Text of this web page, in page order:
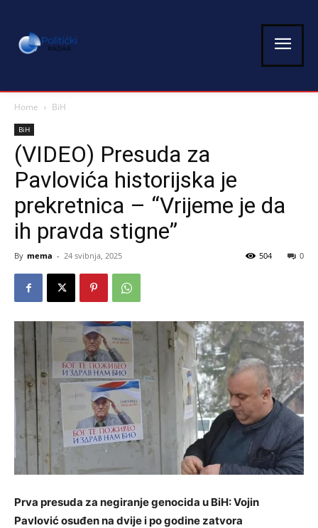
Home BiH
BiH
(VIDEO) Presuda za
Pavlovića historijska je
prekretnica – “Vrijeme je da
ih pravda stigne”
By mema - 24 svibnja, 2025 0
504
Prva presuda za negiranje genocida u BiH: Vojin
Pavlović osuđen na dvije i po godine zatvora